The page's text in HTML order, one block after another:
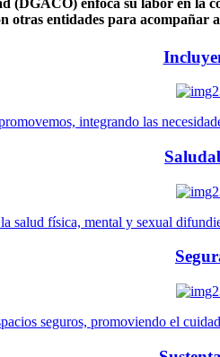
(DGACO) enfoca su labor en la
otras entidades para
integrando las
salud física, mental y sexual
seguros, promoviendo el